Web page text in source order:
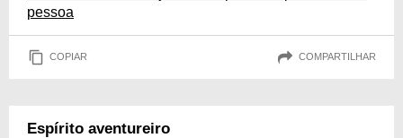
pessoa
COPIAR COMPARTILHAR
Espírito aventureiro